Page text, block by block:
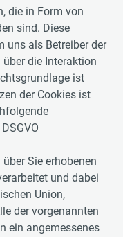
die in Form von
sind. Diese
uns als Betreiber der
die Interaktion
ist
der Cookies ist
Sie erhobenen
und dabei
Union,
der vorgenannten
ein angemessenes